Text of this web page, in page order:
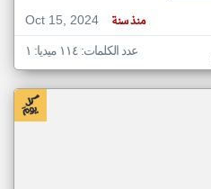
Oct 15, 2024
منذ سنة
عدد الكلمات: ١١٤ ميديا: ١